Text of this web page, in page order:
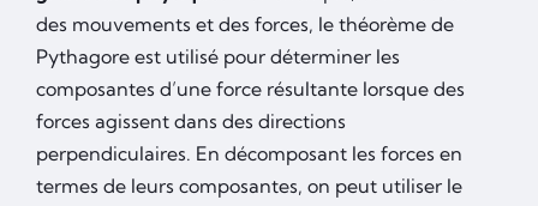
des mouvements et des forces, le théorème de
Pythagore est utilisé pour déterminer les
composantes d’une force résultante lorsque des
forces agissent dans des directions
perpendiculaires. En décomposant les forces en
termes de leurs composantes, on peut utiliser le